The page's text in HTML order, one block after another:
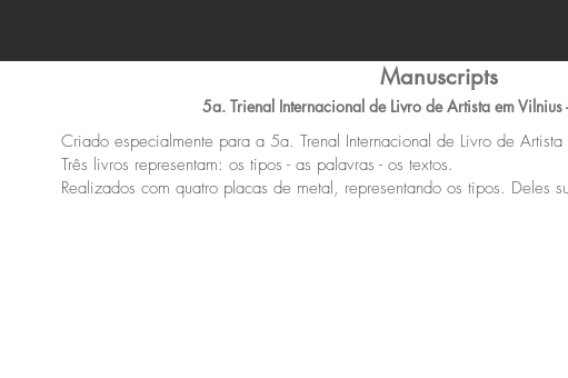
Manuscripts
5a. Trienal Internacional de Livro de Artista em
Criado especialmente para a 5a. Trenal Internacional de Livro de
Três livros representam: os tipos - as palavras - os textos.
Realizados com quatro placas de metal, representando os tipos. Deles